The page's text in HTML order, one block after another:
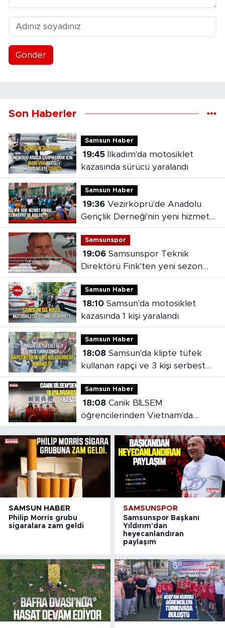
Gönder
Son Haberler
Samsun Haber
19:45İlkadım'da motosiklet
kazasında sürücü yaralandı
Samsun Haber
19:36Vezirköprü'de Anadolu
Gençlik Derneği'nin yeni hizmet
binası açıldı
Samsunspor
19:06Samsunspor Teknik
Direktörü Fink'ten yeni sezon
mesajı
Samsun Haber
18:10Samsun'da motosiklet
kazasında 1 kişi yaralandı
Samsun Haber
18:08Samsun'da klipte tüfek
kullanan rapçi ve 3 kişi serbest
bırakıldı
Samsun Haber
18:08Canik BİLSEM
öğrencilerinden Vietnam'da
madalya başarısı
SAMSUN HABER
Philip Morris grubu
sigaralara zam geldi
SAMSUNSPOR
Samsunspor Başkanı
Yıldırım'dan
heyecanlandıran
paylaşım